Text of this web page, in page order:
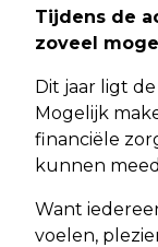
Tijdens de
zoveel
Dit jaar ligt
Mogelijk
financiële
kunnen
Want
voelen,